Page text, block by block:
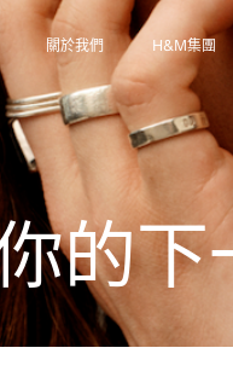
文化和福利
關於我們
我們是誰
永續性
包容與多元化
H&M集團
探索集團
的下